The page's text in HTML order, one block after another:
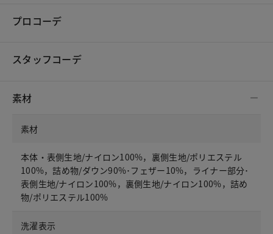
プロコーデ
スタッフコーデ
素材
素材
本体・表側生地/ナイロン100%，裏側生地/ポリエステル
100%，詰め物/ダウン90%･フェザー10%，ライナー部分･
表側生地/ナイロン100%，裏側生地/ナイロン100%，詰め
物/ポリエステル100%
洗濯表示